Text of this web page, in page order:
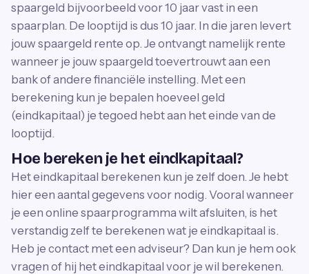
spaargeld bijvoorbeeld voor 10 jaar vast in een
spaarplan. De looptijd is dus 10 jaar. In die jaren levert
jouw spaargeld rente op. Je ontvangt namelijk rente
wanneer je jouw spaargeld toevertrouwt aan een
bank of andere financiële instelling. Met een
berekening kun je bepalen hoeveel geld
(eindkapitaal) je tegoed hebt aan het einde van de
looptijd.
Hoe bereken je het eindkapitaal?
Het eindkapitaal berekenen kun je zelf doen. Je hebt
hier een aantal gegevens voor nodig. Vooral wanneer
je een online spaarprogramma wilt afsluiten, is het
verstandig zelf te berekenen wat je eindkapitaal is.
Heb je contact met een adviseur? Dan kun je hem ook
vragen of hij het eindkapitaal voor je wil berekenen.